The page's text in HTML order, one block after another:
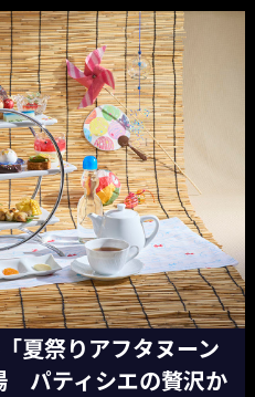
夏祭りアフタヌーン
パティシエの贅沢か